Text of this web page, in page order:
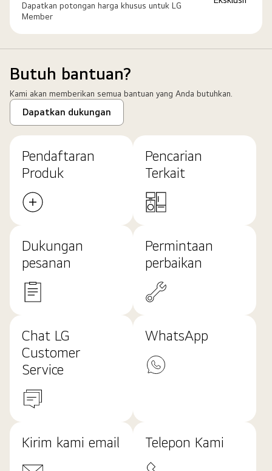
Dapatkan potongan harga khusus untuk LG
Member
Butuh bantuan?
Kami akan memberikan semua bantuan yang Anda butuhkan.
Dapatkan dukungan
Pendaftaran
Produk
Pencarian
Terkait
Dukungan
pesanan
Permintaan
perbaikan
Chat LG
Customer
Service
WhatsApp
Kirim kami email Telepon Kami